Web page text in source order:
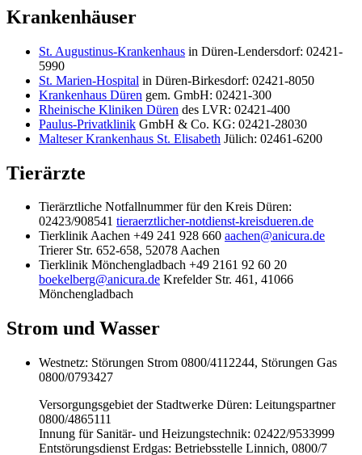
Krankenhäuser
St. Augustinus-Krankenhaus in Düren-Lendersdorf: 02421-
5990
St. Marien-Hospital in Düren-Birkesdorf: 02421-8050
Krankenhaus Düren gem. GmbH: 02421-300
Rheinische Kliniken Düren des LVR: 02421-400
Paulus-Privatklinik GmbH & Co. KG: 02421-28030
Malteser Krankenhaus St. Elisabeth Jülich: 02461-6200
Tierärzte
Tierärztliche Notfallnummer für den Kreis Düren:
02423/908541 tieraerztlicher-notdienst-kreisdueren.de
Tierklinik Aachen +49 241 928 660 aachen@anicura.de
Trierer Str. 652-658, 52078 Aachen
Tierklinik Mönchengladbach +49 2161 92 60 20
boekelberg@anicura.de Krefelder Str. 461, 41066
Mönchengladbach
Strom und Wasser
Westnetz: Störungen Strom 0800/4112244, Störungen Gas
0800/0793427
Versorgungsgebiet der Stadtwerke Düren: Leitungspartner
0800/4865111
Innung für Sanitär- und Heizungstechnik: 02422/9533999
Entstörungsdienst Erdgas: Betriebsstelle Linnich, 0800/7